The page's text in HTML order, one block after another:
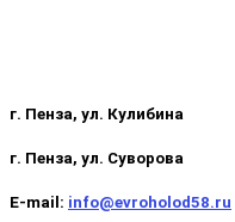
г. Пенза, ул. Кулибина
г. Пенза, ул. Суворова
E-mail: info@evroholod58.ru